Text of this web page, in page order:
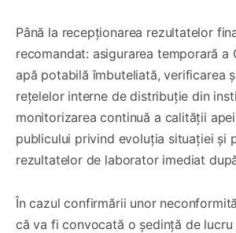
Până la recepționarea rezultatelor
recomandat: asigurarea temporară a
apă potabilă îmbuteliată, verificarea
rețelelor interne de distribuție din
monitorizarea continuă a calității
publicului privind evoluția situației și
rezultatelor de laborator imediat
În cazul confirmării unor
că va fi convocată o ședință de